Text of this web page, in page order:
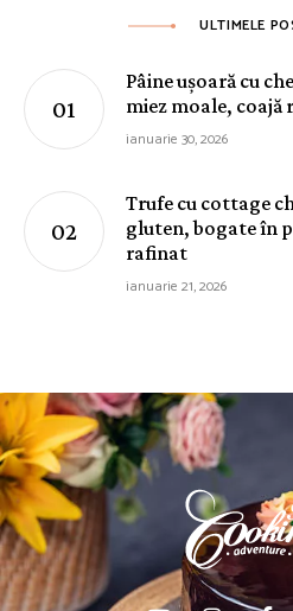
ULTIMELE
Pâine ușoară cu
miez moale, coajă
ianuarie 30, 2026
Trufe cu cottage
gluten, bogate în
rafinat
ianuarie 21, 2026